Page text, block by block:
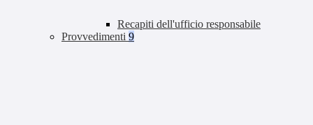
Recapiti dell'ufficio responsabile
Provvedimenti 9